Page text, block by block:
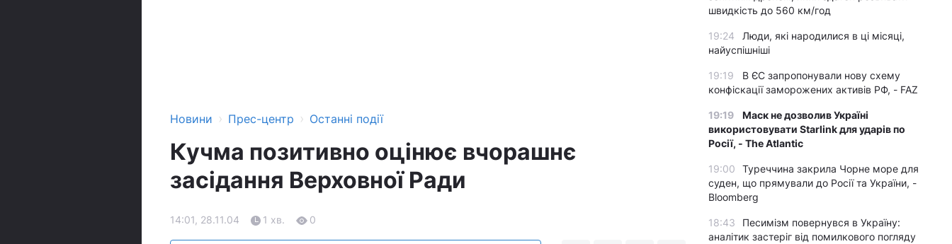
Новини › Прес-центр › Останні події
Кучма позитивно оцінює вчорашнє
засідання Верховної Ради
14:01, 28.11.04 1 хв. 0
швидкість до 560 км/год
19:24
Люди, які народилися в ці місяці,
найуспішніші
19:19
В ЄС запропонували нову схему
конфіскації заморожених активів РФ, - FAZ
19:19
Маск не дозволив Україні
використовувати Starlink для ударів по
Росії, - The Atlantic
19:00
Туреччина закрила Чорне море для
суден, що прямували до Росії та України, -
Bloomberg
18:43
Песимізм повернувся в Україну:
аналітик застеріг від помилкового погляду